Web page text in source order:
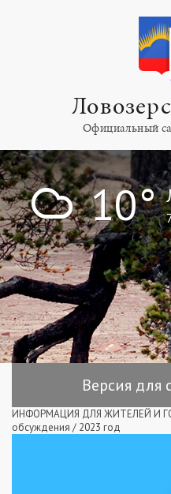
Официальный
! 10°
Версия для
ИНФОРМАЦИЯ ДЛЯ ЖИТЕЛЕЙ И
обсуждения / 2023 год